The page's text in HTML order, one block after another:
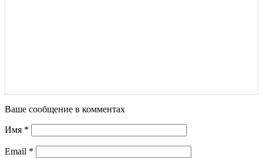
Ваше сообщение в комментах
Имя *
Email *